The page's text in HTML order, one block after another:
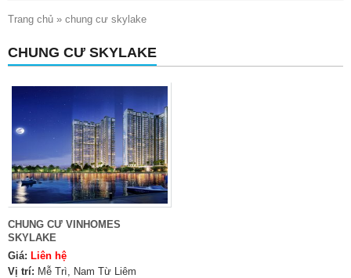
Trang chủ » chung cư skylake
CHUNG CƯ SKYLAKE
CHUNG CƯ VINHOMES
SKYLAKE
Giá: Liên hệ
Vị trí: Mễ Trì, Nam Từ Liêm